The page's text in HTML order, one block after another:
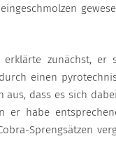
erklärte zunächst,
einen
aus, dass es sich
er habe
Sprengsätzen